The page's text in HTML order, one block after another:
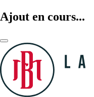
Ajout en cours...